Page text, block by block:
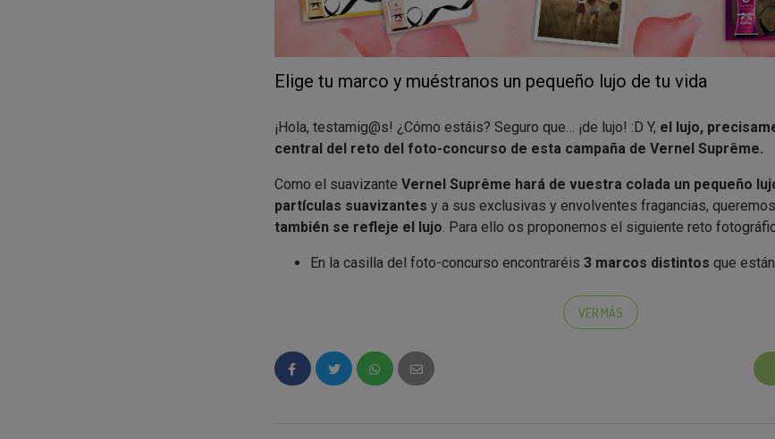
Elige tu marco y muéstranos un pequeño lujo de tu vida
¡Hola, testamig@s! ¿Cómo estáis? Seguro que… ¡de lujo! :D Y, el lujo,
central del reto del foto-concurso de esta campaña de Vernel Suprême.
Como el suavizante Vernel Suprême hará de vuestra colada un pequeño
partículas suavizantes y a sus exclusivas y envolventes fragancias,
también se refleje el lujo. Para ello os proponemos el siguiente reto
En la casilla del foto-concurso encontraréis 3 marcos distintos que
elegir uno de los 3 marcos que encontraréis
mejor queda en vuestra composición o, simplemente, el que más os guste,
Si no os sentís identificados con ninguno de los tres marcos, o no sabéis
planteamos una serie de preguntas que os darán la clave para la elección
VER MÁS